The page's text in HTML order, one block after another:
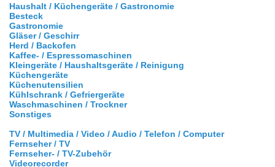
Haushalt / Küchengeräte / Gastronomie
Besteck
Gastronomie
Gläser / Geschirr
Herd / Backofen
Kaffee- / Espressomaschinen
Kleingeräte / Haushaltsgeräte / Reinigung
Küchengeräte
Küchenutensilien
Kühlschrank / Gefriergeräte
Waschmaschinen / Trockner
Sonstiges
TV / Multimedia / Video / Audio / Telefon / Computer
Fernseher / TV
Fernseher- / TV-Zubehör
Videorecorder